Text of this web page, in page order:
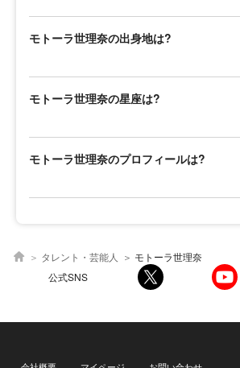
モトーラ世理奈の出身地は?
モトーラ世理奈の星座は?
モトーラ世理奈のプロフィールは?
タレント・芸能人
モトーラ世理奈
公式SNS